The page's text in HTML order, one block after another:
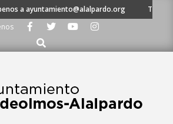
a ayuntamiento@alalpardo.org
TE
Buscar